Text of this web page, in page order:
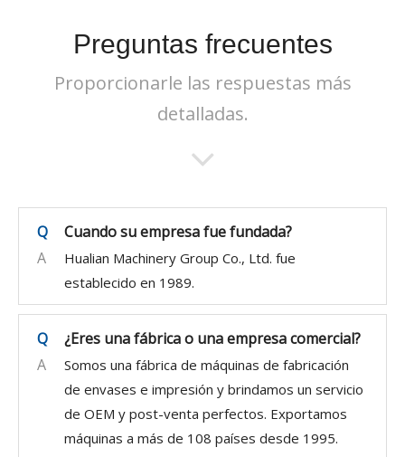
Preguntas frecuentes
Proporcionarle las respuestas más
detalladas.
Q
Cuando su empresa fue fundada?
A
Hualian Machinery Group Co., Ltd. fue
establecido en 1989.
Q
¿Eres una fábrica o una empresa comercial?
A
Somos una fábrica de máquinas de fabricación
de envases e impresión y brindamos un servicio
de OEM y post-venta perfectos. Exportamos
máquinas a más de 108 países desde 1995.